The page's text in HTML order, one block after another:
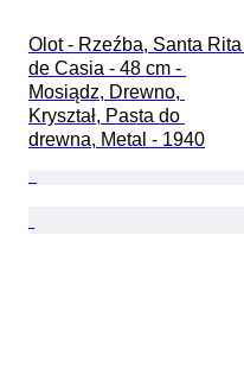
Olot - Rzeźba, Santa Rita
de Casia - 48 cm -
Mosiądz, Drewno,
Kryształ, Pasta do
drewna, Metal - 1940